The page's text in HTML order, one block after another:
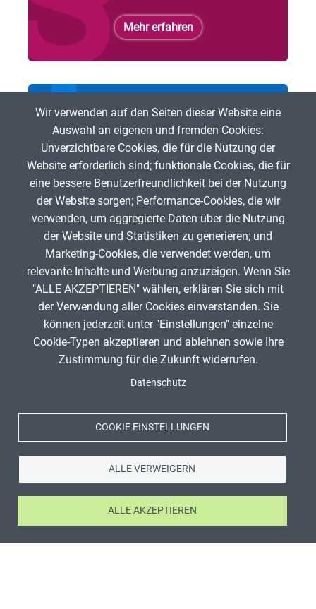
Mehr erfahren
Bei der ZUM mitmachen
Du möchtest freie digitale Lehr- und Lerninhalte
fördern? Dann bist Du herzlich eingeladen, bei der ZUM
mitzumachen!
Mehr erfahren
Wir verwenden auf den Seiten dieser Website eine
Auswahl an eigenen und fremden Cookies:
Unverzichtbare Cookies, die für die Nutzung der
Website erforderlich sind; funktionale Cookies, die für
eine bessere Benutzerfreundlichkeit bei der Nutzung
der Website sorgen; Performance-Cookies, die wir
verwenden, um aggregierte Daten über die Nutzung
der Website und Statistiken zu generieren; und
Marketing-Cookies, die verwendet werden, um
relevante Inhalte und Werbung anzuzeigen. Wenn Sie
"ALLE AKZEPTIEREN" wählen, erklären Sie sich mit
der Verwendung aller Cookies einverstanden. Sie
können jederzeit unter "Einstellungen" einzelne
Cookie-Typen akzeptieren und ablehnen sowie Ihre
Zustimmung für die Zukunft widerrufen.
Datenschutz
COOKIE EINSTELLUNGEN
ALLE VERWEIGERN
ALLE AKZEPTIEREN